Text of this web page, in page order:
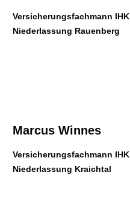
Ver­sicherungs­fachmann IHK
Niederlassung Rauenberg
Marcus Winnes
Ver­sicherungs­fachmann IHK
Niederlassung Kraichtal